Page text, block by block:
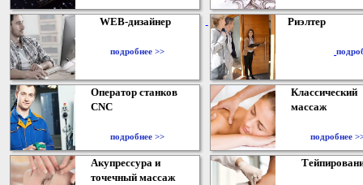
WEB-дизайнер
подробнее >>
Риэлтер
Оператор станков
CNC
подробнее >>
Классический
массаж
подробнее
Акупрессура и
точечный массаж